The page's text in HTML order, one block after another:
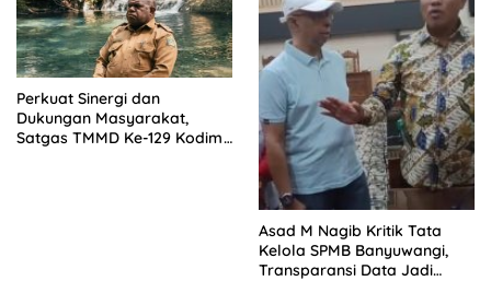
Perkuat Sinergi dan
Dukungan Masyarakat,
Satgas TMMD Ke-129 Kodim
Asad M Nagib Kritik Tata
Kelola SPMB Banyuwangi,
Transparansi Data Jadi